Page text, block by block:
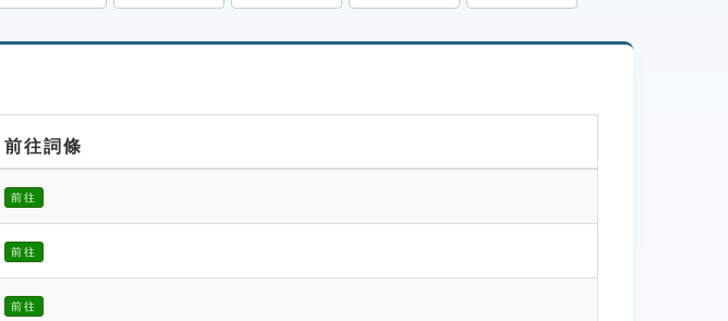
前往詞條
前往
前往
前往